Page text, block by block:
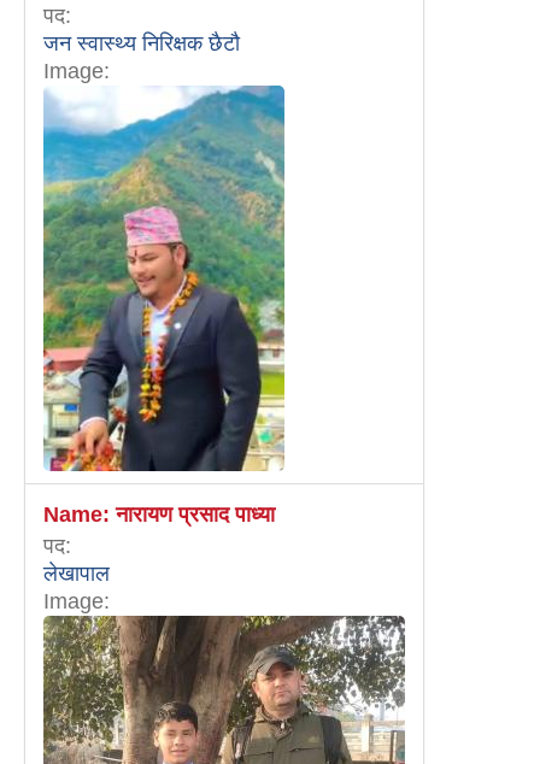
पद:
जन स्वास्थ्य निरिक्षक छैटौ
Image:
Name:नारायण प्रसाद पाध्या
पद:
लेखापाल
Image: